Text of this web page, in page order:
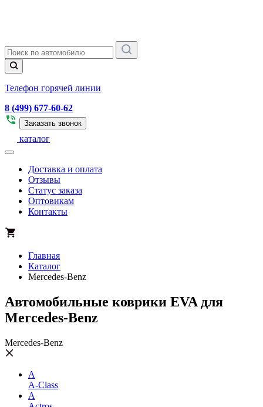
Телефон горячей линии
8 (499) 677-60-62
Заказать звонок
каталог
Доставка и оплата
Отзывы
Статус заказа
Оптовикам
Контакты
Главная
Каталог
Mercedes-Benz
Автомобильные коврики EVA для
Mercedes-Benz
Mercedes-Benz
A
A-Class
A